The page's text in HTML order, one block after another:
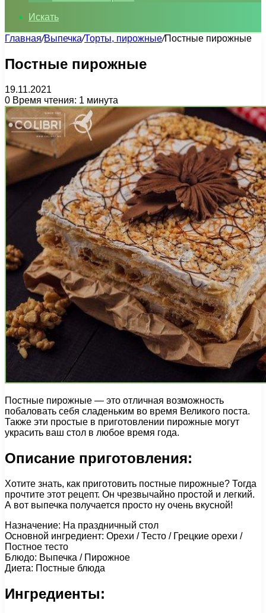
Искать
Главная/Выпечка/Торты, пирожные/Постные пирожные
Постные пирожные
19.11.2021
0 Время чтения: 1 минута
Постные пирожные — это отличная возможность
побаловать себя сладеньким во время Великого поста.
Также эти простые в приготовлении пирожные могут
украсить ваш стол в любое время года.
Описание приготовления:
Хотите знать, как приготовить постные пирожные? Тогда
прочтите этот рецепт. Он чрезвычайно простой и легкий.
А вот выпечка получается просто ну очень вкусной!
Назначение: На праздничный стол
Основной ингредиент: Орехи / Тесто / Грецкие орехи /
Постное тесто
Блюдо: Выпечка / Пирожное
Диета: Постные блюда
Ингредиенты: